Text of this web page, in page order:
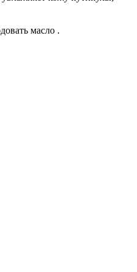
масло .